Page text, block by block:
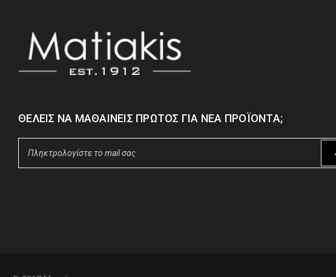
ΘΈΛΕΙΣ ΝΑ ΜΑΘΑΊΝΕΙΣ ΠΡΏΤΟΣ ΓΙΑ ΝΈΑ ΠΡΟΪΌΝΤΑ;